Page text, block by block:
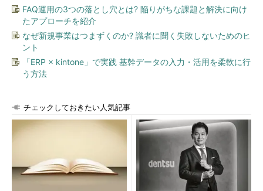
FAQ運用の3つの落とし穴とは? 陥りがちな課題と解決に向け
たアプローチを紹介
なぜ新規事業はつまずくのか? 識者に聞く失敗しないためのヒ
ント
「ERP × kintone」で実践 基幹データの入力・活用を柔軟に行
う方法
チェックしておきたい人気記事